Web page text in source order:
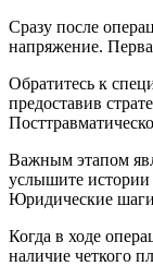
Сразу после
напряжение.
Обратитесь к
предоставив
Важным этапом
услышите истории
Юридические
Когда в ходе
наличие четкого